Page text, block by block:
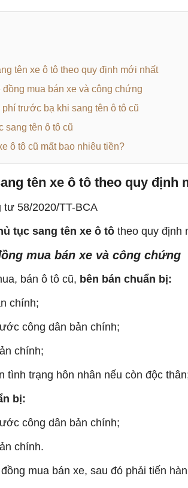
tên xe ô tô theo quy định mới nhất
đồng mua bán xe và công chứng
phí trước bạ khi sang tên ô tô cũ
sang tên ô tô cũ
ô tô cũ mất bao nhiêu tiền?
tên xe ô tô theo quy định
tư 58/2020/TT-BCA
tục sang tên xe ô tô theo quy định
mua bán xe và công chứng
bán ô tô cũ, bên bán chuẩn bị:
chính;
công dân bản chính;
chính;
tình trạng hôn nhân nếu còn độc
bị:
công dân bản chính;
chính.
mua bán xe, sau đó phải tiến